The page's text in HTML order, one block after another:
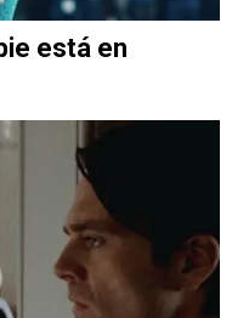
está en